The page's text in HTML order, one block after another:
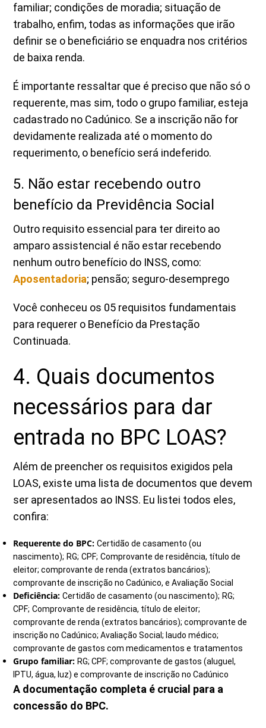
familiar; condições de moradia; situação de
trabalho, enfim, todas as informações que irão
definir se o beneficiário se enquadra nos critérios
de baixa renda.
É importante ressaltar que é preciso que não só o
requerente, mas sim, todo o grupo familiar, esteja
cadastrado no Cadúnico. Se a inscrição não for
devidamente realizada até o momento do
requerimento, o benefício será indeferido.
5. Não estar recebendo outro
benefício da Previdência Social
Outro requisito essencial para ter direito ao
amparo assistencial é não estar recebendo
nenhum outro benefício do INSS, como:
Aposentadoria; pensão; seguro-desemprego
Você conheceu os 05 requisitos fundamentais
para requerer o Benefício da Prestação
Continuada.
4. Quais documentos
necessários para dar
entrada no BPC LOAS?
Além de preencher os requisitos exigidos pela
LOAS, existe uma lista de documentos que devem
ser apresentados ao INSS. Eu listei todos eles,
confira:
Requerente do BPC:Certidão de casamento (ou
nascimento); RG; CPF; Comprovante de residência, título de
eleitor; comprovante de renda (extratos bancários);
comprovante de inscrição no Cadúnico, e Avaliação Social
Deficiência:Certidão de casamento (ou nascimento); RG;
CPF; Comprovante de residência, título de eleitor;
comprovante de renda (extratos bancários); comprovante de
inscrição no Cadúnico; Avaliação Social; laudo médico;
comprovante de gastos com medicamentos e tratamentos
Grupo familiar:RG; CPF; comprovante de gastos (aluguel,
IPTU, água, luz) e comprovante de inscrição no Cadúnico
A documentação completa é crucial para a
concessão do BPC.